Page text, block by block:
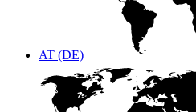
AT (DE)